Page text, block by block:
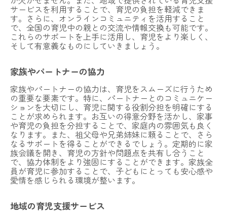
サービスを利用することで、育児の負担を軽減できま
す。さらに、オンラインコミュニティを活用すること
で、全国の育児中の親との交流や情報交換も可能です。
これらのサポートを上手に活用し、育児をより楽しく、
そして有意義なものにしていきましょう。
家族やパートナーの協力
家族やパートナーの協力は、育児をスムーズに行うため
の重要な要素です。特に、パートナーとのコミュニケー
ションを大切にし、育児に関する役割分担を明確にする
ことが求められます。お互いの得意分野を活かし、家事
や育児の負担を分担することで、家庭内の雰囲気も良く
なります。また、祖父母や兄弟姉妹に頼ることで、さら
なるサポートを得ることができるでしょう。定期的に家
族会議を開き、育児の方針や問題点を共有し合うこと
で、協力体制をより強固にすることができます。家族全
員が育児に参加することで、子どもにとっても安心感や
愛情を感じられる環境が整います。
地域の育児支援サービス